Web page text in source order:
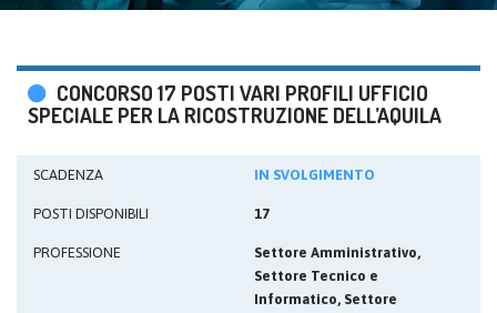
CONCORSO 17 POSTI VARI PROFILI UFFICIO
SPECIALE PER LA RICOSTRUZIONE DELL’AQUILA
SCADENZA IN SVOLGIMENTO
POSTI DISPONIBILI 17
PROFESSIONE
Settore Amministrativo,
Settore Tecnico e
Informatico, Settore